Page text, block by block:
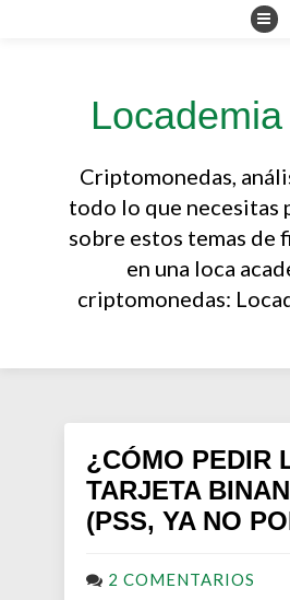
Criptomonedas,
todo lo que necesitas
sobre estos temas de
en una loca
criptomonedas:
¿CÓMO PEDIR
TARJETA
(PSS, YA NO
2 COMENTARIOS